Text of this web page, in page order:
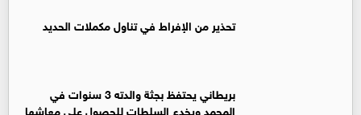
تحذير من الإفراط في تناول مكملات الحديد
بريطاني يحتفظ بجثة والدته 3 سنوات في
المجمد ويخدع السلطات للحصول على معاشها